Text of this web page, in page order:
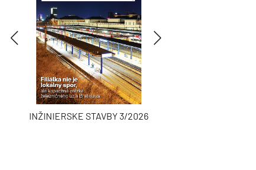
INŽINIERSKE STAVBY 3/2026